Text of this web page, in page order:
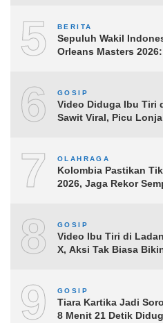
5 BERITA
Sepuluh Wakil
Orleans Masters
6 GOSIP
Video Diduga Ibu Tiri
Sawit Viral, Picu
7 OLAHRAGA
Kolombia Pastikan
2026, Jaga Rekor
8 GOSIP
Video Ibu Tiri di
X, Aksi Tak Biasa
9 GOSIP
Tiara Kartika Jadi
8 Menit 21 Detik